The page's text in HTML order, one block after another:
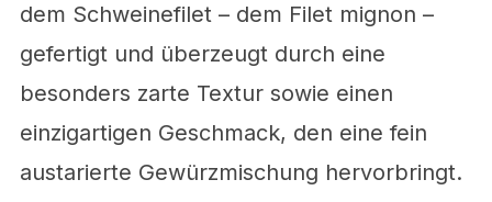
dem Schweinefilet – dem Filet mignon –
gefertigt und überzeugt durch eine
besonders zarte Textur sowie einen
einzigartigen Geschmack, den eine fein
austarierte Gewürzmischung hervorbringt.